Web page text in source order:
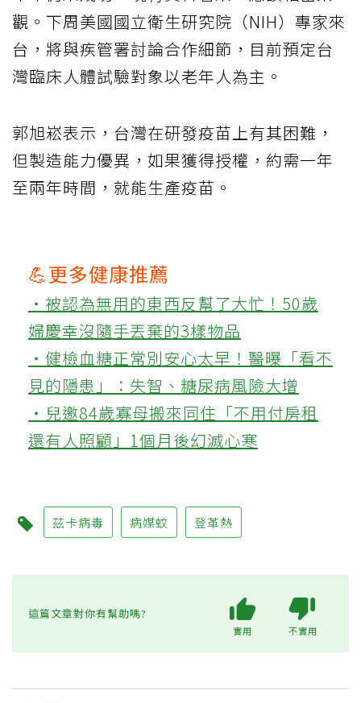
觀。下周美國國立衛生研究院（NIH）專家來
台，將與疾管署討論合作細節，目前預定台
灣臨床人體試驗對象以老年人為主。
郭旭崧表示，台灣在研發疫苗上有其困難，
但製造能力優異，如果獲得授權，約需一年
至兩年時間，就能生產疫苗。
💪更多健康推薦
‧被認為無用的東西反幫了大忙！50歲
婦慶幸沒隨手丟棄的3樣物品
‧健檢血糖正常別安心太早！醫曝「看不
見的隱患」：失智、糖尿病風險大增
‧兒邀84歲寡母搬來同住「不用付房租
還有人照顧」1個月後幻滅心寒
茲卡病毒 病媒蚊 登革熱
這篇文章對你有幫助嗎?
實用 不實用